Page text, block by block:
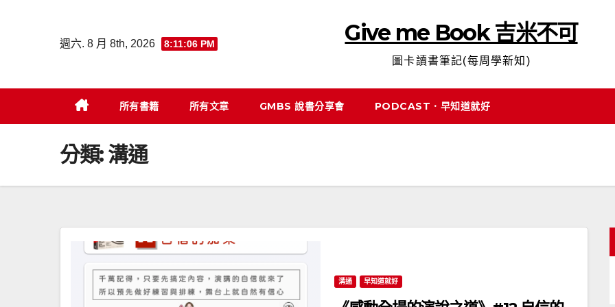
週六. 8 月 8th, 2026 8:11:07 PM Give me Book 吉米不可
圖卡讀書筆記(每周學新知)
所有書籍 所有文章 GMBS 說書分享會 PODCAST．早知道就好
分類:溝通
溝通 早知道就好